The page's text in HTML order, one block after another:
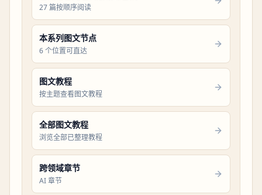
27 篇按顺序阅读
本系列图文节点
6 个位置可直达
图文教程
按主题查看图文教程
全部图文教程
浏览全部已整理教程
跨领域章节
AI 章节